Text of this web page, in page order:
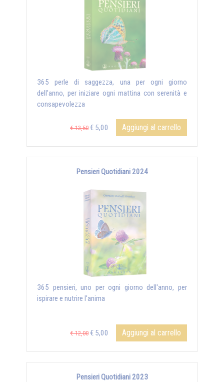
365 perle di saggezza, una per ogni giorno
dell'anno, per iniziare ogni mattina con serenità e
consapevolezza
€ 13,50 € 5,00 Aggiungi al carrello
Pensieri Quotidiani 2024
365 pensieri, uno per ogni giorno dell'anno, per
ispirare e nutrire l'anima
€ 12,00 € 5,00 Aggiungi al carrello
Pensieri Quotidiani 2023